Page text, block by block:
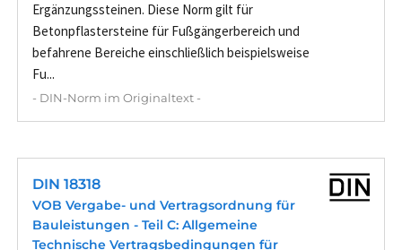
Ergänzungssteinen. Diese Norm gilt für
Betonpflastersteine für Fußgängerbereich und
befahrene Bereiche einschließlich beispielsweise
Fu...
- DIN-Norm im Originaltext -
DIN 18318
VOB Vergabe- und Vertragsordnung für
Bauleistungen - Teil C: Allgemeine
Technische Vertragsbedingungen für